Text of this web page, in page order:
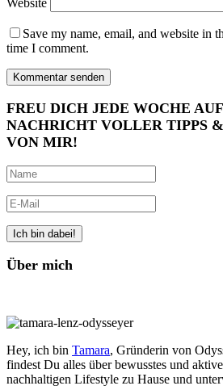
Save my name, email, and website in
time I comment.
FREU DICH JEDE WOCHE
NACHRICHT VOLLER TIPPS
VON MIR!
Über mich
Hey, ich bin Tamara, Gründerin von
findest Du alles über bewusstes und
nachhaltigen Lifestyle zu Hause und